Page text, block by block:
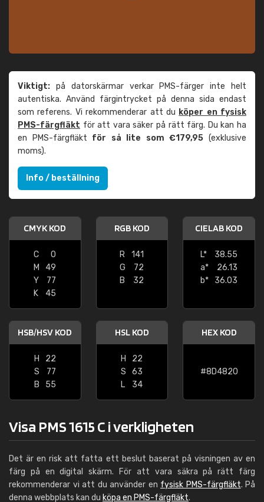
Viktigt: på datorskärmar verkar PMS-färger inte helt
autentiska. Använd färgintrycket på denna sida endast
som referens. Vi rekommenderar att du köper en fysisk
PMS-färgfläkt för att vara säker på rätt färg. Du kan ha
en PMS-färgfläkt för så lite som €179,95 (exklusive
moms).
Info / beställning
CMYK KOD
C
0
M
49
Y
77
K
45
RGB KOD
R
141
G
72
B
32
CIELAB KOD
L*
38.55
a*
26.13
b*
36.03
HSB/HSV KOD
H
22
S
77
B
55
HSL KOD
H
22
S
63
L
34
HEX KOD
#8D4820
Visa PMS 1615 C i verkligheten
Det är en risk att fatta ett beslut baserat på visningen av en
färg på en digital skärm. För att vara säkra på rätt färg
rekommenderar vi att du använder en fysisk PMS-färgfläkt. På
denna webbplats kan du köpa en PMS-färgfläkt.